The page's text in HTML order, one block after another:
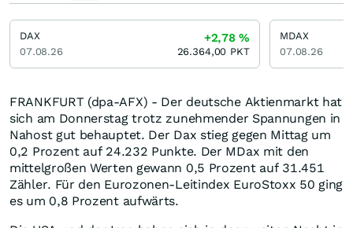
FRANKFURT (dpa-AFX) - Der deutsche Aktienmarkt hat
sich am Donnerstag trotz zunehmender Spannungen in
Nahost gut behauptet. Der Dax stieg gegen Mittag um
0,2 Prozent auf 24.232 Punkte. Der MDax mit den
mittelgroßen Werten gewann 0,5 Prozent auf 31.451
Zähler. Für den Eurozonen-Leitindex EuroStoxx 50 ging
es um 0,8 Prozent aufwärts.
DAX
07.08.26
+2,78%
26.364,00 PKT
MDAX
07.08.26